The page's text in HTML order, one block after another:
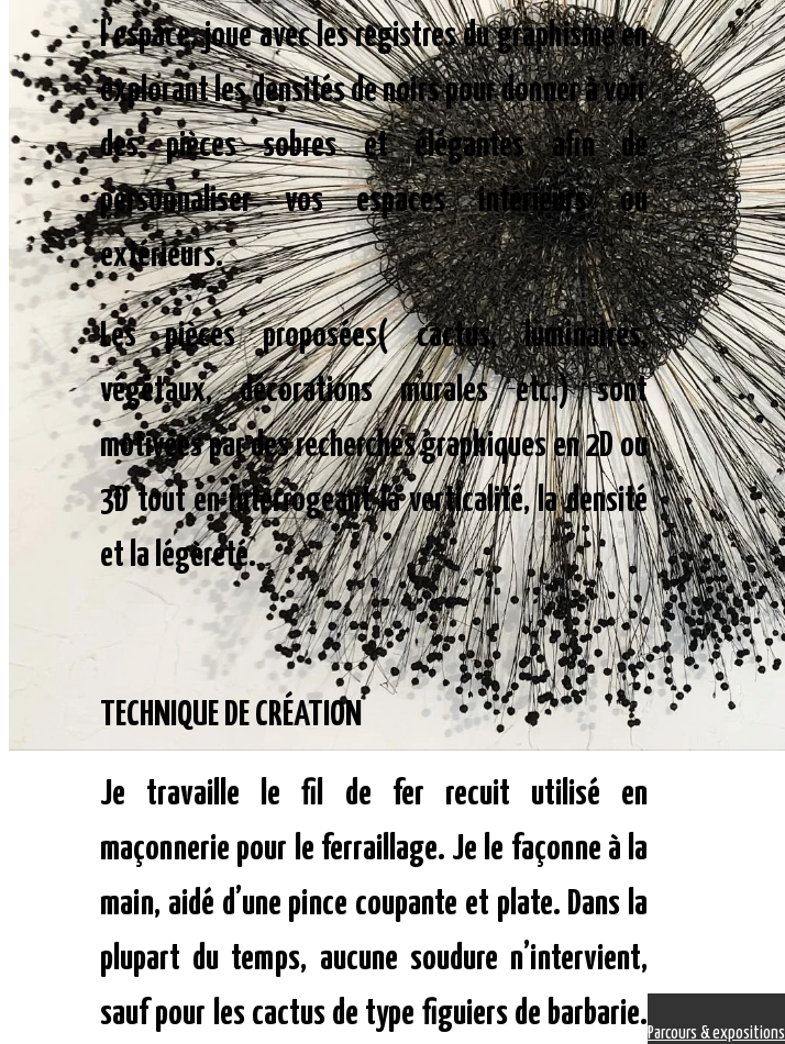
l’espace, joue avec les registres du graphisme en
explorant les densités de noirs pour donner à voir
des pièces sobres et élégantes afin de
personnaliser vos espaces intérieurs ou
extérieurs.
Les pièces proposées( cactus, luminaires,
végétaux, décorations murales etc.) sont
motivées par des recherches graphiques en 2D ou
3D tout en interrogeant la verticalité, la densité
et la légèreté.
TECHNIQUE DE CRÉATION
Je travaille le fil de fer recuit utilisé en
maçonnerie pour le ferraillage. Je le façonne à la
main, aidé d’une pince coupante et plate. Dans la
plupart du temps, aucune soudure n’intervient,
sauf pour les cactus de type figuiers de barbarie.
Parcours & expositions